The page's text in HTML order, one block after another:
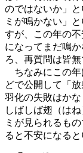
のではないか」
ミが鳴かない」
すが、この年の
になってまだ鳴
ろ、再質問は皆無
ちなみにこの年
どで公開して「
羽化の失敗はか
しばしば翅（は
ミが見られるも
ると不安になる